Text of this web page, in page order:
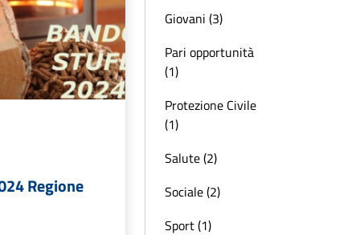
Regione
Giovani (3)
Pari opportunità
(1)
Protezione Civile
(1)
Salute (2)
Sociale (2)
Sport (1)